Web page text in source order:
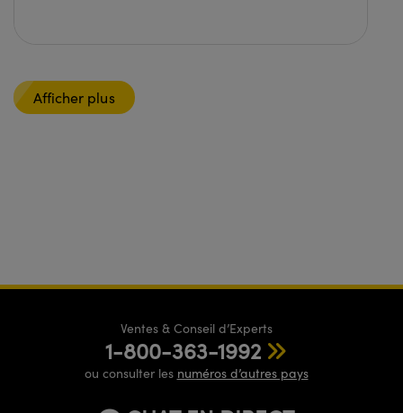
Afficher plus
Ventes & Conseil d’Experts
1-800-363-1992
ou consulter les numéros d’autres pays